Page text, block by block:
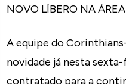
NOVO LÍBERO NA ÁREA
A equipe do
novidade já nesta
contratado para a